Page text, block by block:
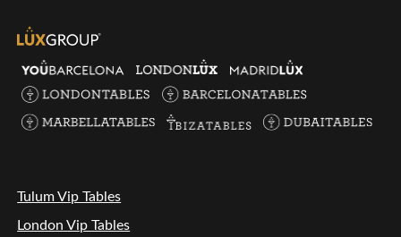
Tulum Vip Tables
London Vip Tables